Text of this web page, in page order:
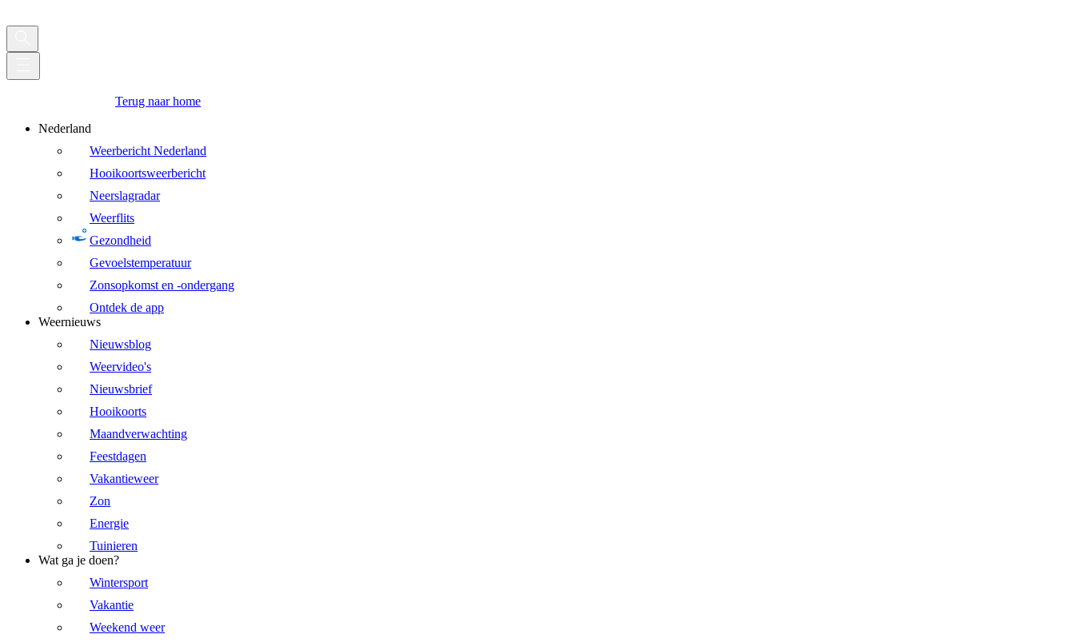
Terug naar home
Nederland
Weerbericht Nederland
Hooikoortsweerbericht
Neerslagradar
Weerflits
Gezondheid
Gevoelstemperatuur
Zonsopkomst en -ondergang
Ontdek de app
Weernieuws
Nieuwsblog
Weervideo's
Nieuwsbrief
Hooikoorts
Maandverwachting
Feestdagen
Vakantieweer
Zon
Energie
Tuinieren
Wat ga je doen?
Wintersport
Vakantie
Weekend weer